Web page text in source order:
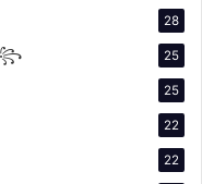
través
de
dos
28
꧂ 25
25
22
22